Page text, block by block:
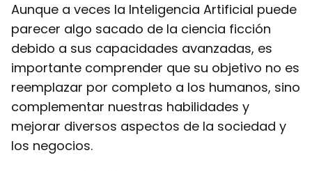
Aunque a veces la Inteligencia Artificial puede
parecer algo sacado de la ciencia ficción
debido a sus capacidades avanzadas, es
importante comprender que su objetivo no es
reemplazar por completo a los humanos, sino
complementar nuestras habilidades y
mejorar diversos aspectos de la sociedad y
los negocios.